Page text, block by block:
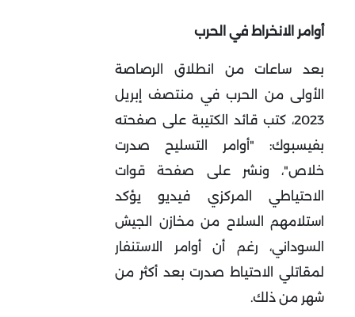
أوامر الانخراط في الحرب
بعد ساعات من انطلاق الرصاصة
الأولى من الحرب في منتصف إبريل
2023، كتب قائد الكتيبة على صفحته
بفيسبوك: "أوامر التسليح صدرت
خلاص"، ونشر على صفحة قوات
الاحتياطي المركزي فيديو يؤكد
استلامهم السلاح من مخازن الجيش
السوداني، رغم أن أوامر الاستنفار
لمقاتلي الاحتياط صدرت بعد أكثر من
شهر من ذلك.